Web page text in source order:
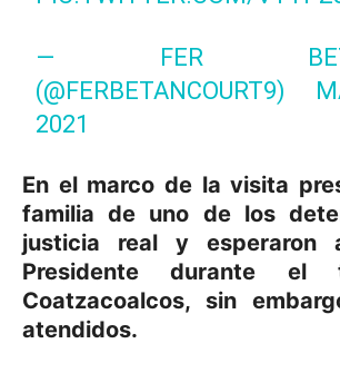
— FER
(@FERBETANCOURT9)
2021
En el marco de la visita
familia de uno de los
justicia real y esperaron
Presidente durante el
Coatzacoalcos, sin
atendidos.